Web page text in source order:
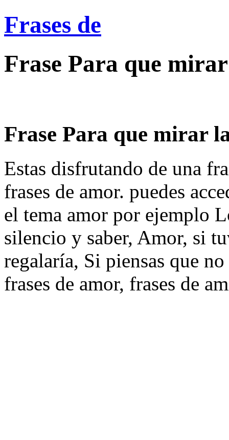
Frases de
Frase Para que
Frase Para que mirar
Estas disfrutando de una
frases de amor. puedes
el tema amor por ejemplo
silencio y saber, Amor, si
regalaría, Si piensas que
frases de amor, frases de